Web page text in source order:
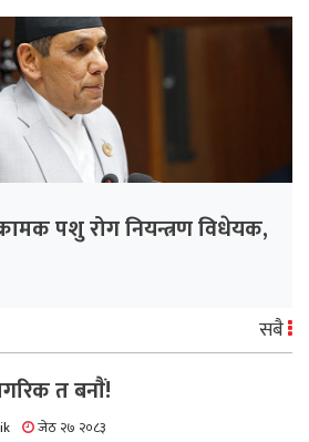
पशु रोग नियन्त्रण विधेयक,
सबै
त बनाैं!
जेठ २७ २०८३